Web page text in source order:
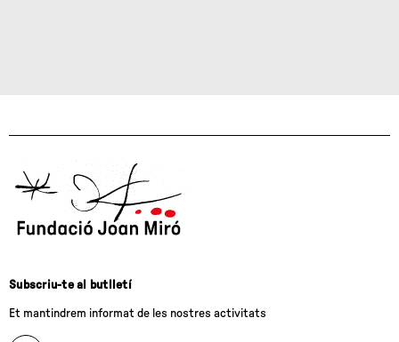
Subscriu-te al butlletí
Et mantindrem informat de les nostres activitats